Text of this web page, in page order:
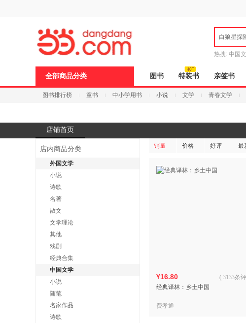
白狼星探
热搜: 中国
全部商品分类 图书 特装书 亲签书
图书排行榜 童书 中小学用书 小说 文学 青春文学
店铺首页
店内商品分类
外国文学
小说
诗歌
名著
散文
文学理论
其他
戏剧
经典合集
中国文学
小说
随笔
名家作品
诗歌
销量 价格 好评 最
¥16.80
经典译林：乡土中国
( 3133条
费孝通
页
浪